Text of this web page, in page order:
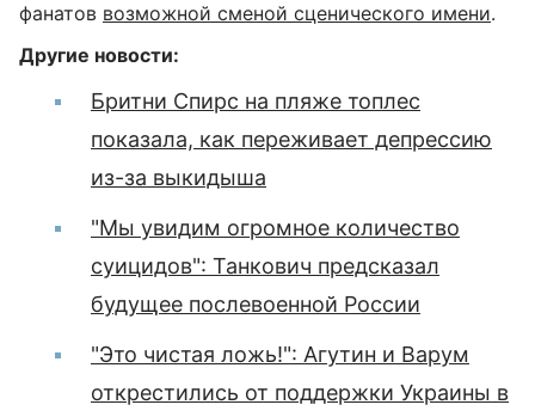
фанатов возможной сменой сценического имени.
Другие новости:
Бритни Спирс на пляже топлес
показала, как переживает депрессию
из-за выкидыша
"Мы увидим огромное количество
суицидов": Танкович предсказал
будущее послевоенной России
"Это чистая ложь!": Агутин и Варум
открестились от поддержки Украины в